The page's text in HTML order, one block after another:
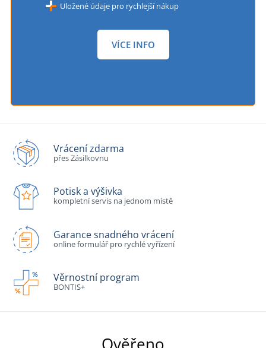
Uložené údaje pro rychlejší nákup
VÍCE INFO
Vrácení zdarma
přes Zásilkovnu
Potisk a výšivka
kompletní servis na jednom místě
Garance snadného vrácení
online formulář pro rychlé vyřízení
Věrnostní program
BONTIS+
Ověřeno